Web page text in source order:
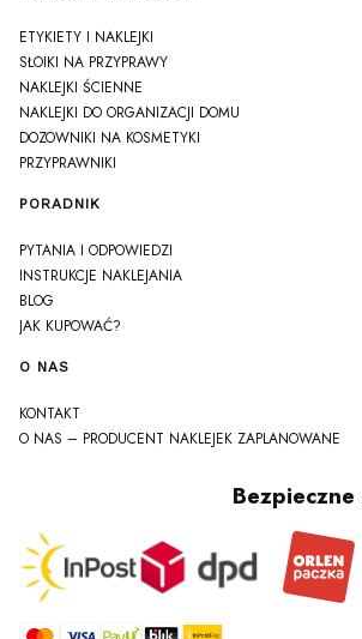
ETYKIETY I NAKLEJKI
SŁOIKI NA PRZYPRAWY
NAKLEJKI ŚCIENNE
NAKLEJKI DO ORGANIZACJI DOMU
DOZOWNIKI NA KOSMETYKI
PRZYPRAWNIKI
PORADNIK
PYTANIA I ODPOWIEDZI
INSTRUKCJE NAKLEJANIA
BLOG
JAK KUPOWAĆ?
O NAS
KONTAKT
O NAS – PRODUCENT NAKLEJEK ZAPLANOWANE